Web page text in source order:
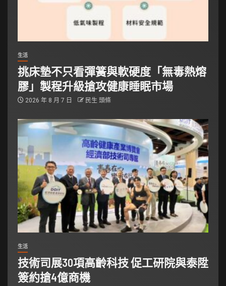
生活
挑床墊不只看彈簧與軟硬度「無毒熱熔
膠」製程升級搶攻健康睡眠市場
2026 年 8 月 7 日 民生 頭條
生活
技術司展30項高齡科技 促工研院與泰陞
簽約搶4億商機